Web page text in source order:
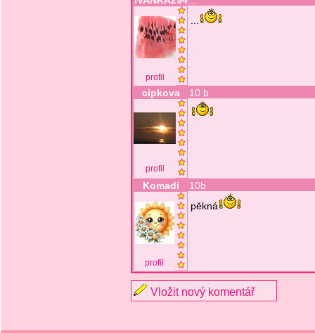
profil
cipkova 10 b
profil
Komadi 10b
profil
pěkná
Vložit nový komentář